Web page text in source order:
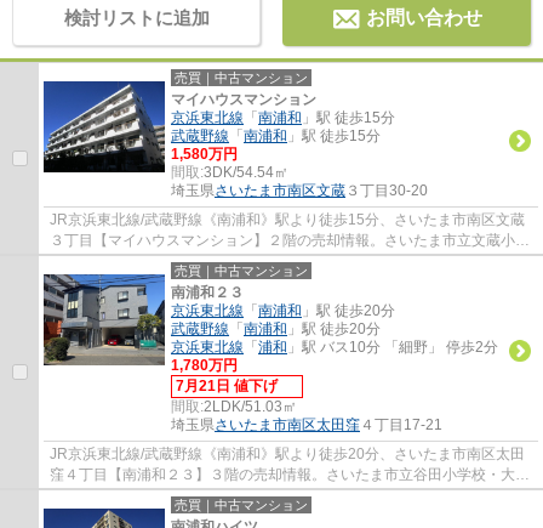
検討リストに追加 お問い合わせ
売買｜中古マンション
マイハウスマンション
京浜東北線 「 南浦和 」駅 徒歩15分
武蔵野線 「 南浦和 」駅 徒歩15分
1,580万円
間取:3DK/54.54㎡
埼玉県さいたま市南区文蔵 ３丁目30-20
JR京浜東北線/武蔵野線《南浦和》駅より徒歩15分、さいたま市南区文蔵
３丁目【マイハウスマンション】２階の売却情報。さいたま市立文蔵小学
校・南浦和中学校の学区内となります。２路...
売買｜中古マンション
南浦和２３
京浜東北線 「 南浦和 」駅 徒歩20分
武蔵野線 「 南浦和 」駅 徒歩20分
京浜東北線 「 浦和 」駅 バス10分 「細野」 停歩2分
1,780万円
7月21日 値下げ
間取:2LDK/51.03㎡
埼玉県さいたま市南区太田窪 ４丁目17-21
JR京浜東北線/武蔵野線《南浦和》駅より徒歩20分、さいたま市南区太田
窪４丁目【南浦和２３】３階の売却情報。さいたま市立谷田小学校・大谷
場中学校の学区内となります。見晴らし良好...
売買｜中古マンション